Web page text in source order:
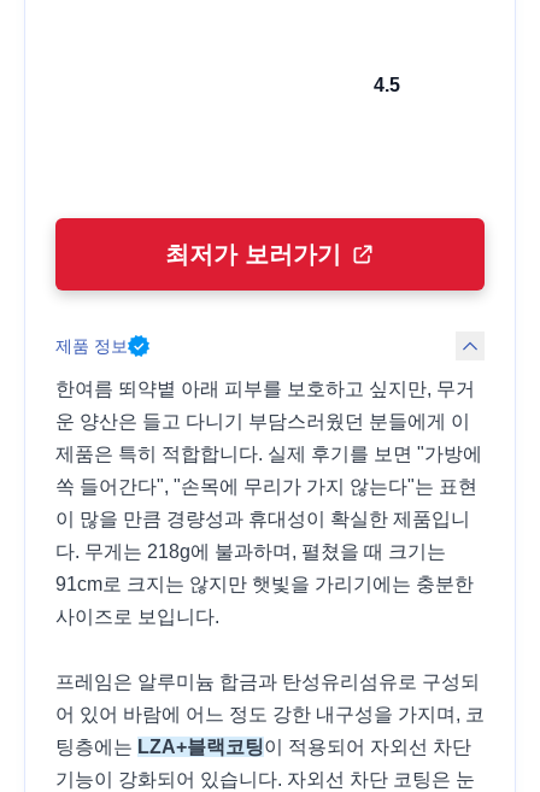
4.5
최저가 보러가기
제품 정보
한여름 뙤약볕 아래 피부를 보호하고 싶지만, 무거
운 양산은 들고 다니기 부담스러웠던 분들에게 이
제품은 특히 적합합니다. 실제 후기를 보면 "가방에
쏙 들어간다", "손목에 무리가 가지 않는다"는 표현
이 많을 만큼 경량성과 휴대성이 확실한 제품입니
다. 무게는 218g에 불과하며, 펼쳤을 때 크기는
91cm로 크지는 않지만 햇빛을 가리기에는 충분한
사이즈로 보입니다.
프레임은 알루미늄 합금과 탄성유리섬유로 구성되
어 있어 바람에 어느 정도 강한 내구성을 가지며, 코
팅층에는 LZA+블랙코팅이 적용되어 자외선 차단
기능이 강화되어 있습니다. 자외선 차단 코팅은 눈